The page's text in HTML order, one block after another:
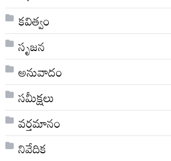
కవిత్వం
సృజన
అనువాదం
సమీక్షలు
వర్తమానం
నివేదిక